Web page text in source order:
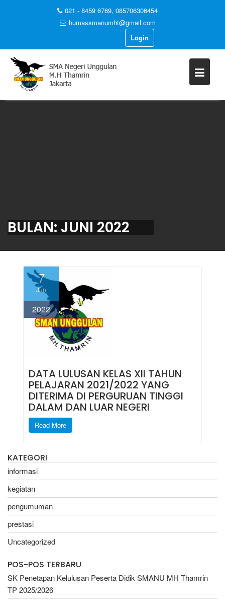
021 - 8459 6769, 085706306454
humassmanumht@gmail.com
Login
BULAN: JUNI 2022
7
Jun
2022
DATA LULUSAN KELAS XII TAHUN
PELAJARAN 2021/2022 YANG
DITERIMA DI PERGURUAN TINGGI
DALAM DAN LUAR NEGERI
Read More
KATEGORI
informasi
kegiatan
pengumuman
prestasi
Uncategorized
POS-POS TERBARU
SK Penetapan Kelulusan Peserta Didik SMANU MH Thamrin
TP 2025/2026